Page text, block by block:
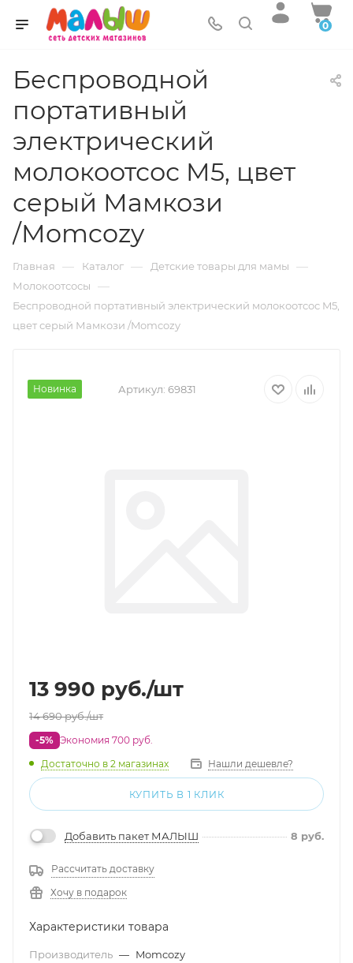
0
Беспроводной
портативный
электрический
молокоотсос M5, цвет
серый Мамкози
/Momcozy
Главная — Каталог — Детские товары для мамы —
Молокоотсосы —
Беспроводной портативный электрический молокоотсос M5,
цвет серый Мамкози /Momcozy
Новинка Артикул: 69831
13 990 руб./шт
14 690руб./шт
-5% Экономия 700 руб.
Достаточно в 2 магазинах Нашли дешевле?
КУПИТЬ В 1 КЛИК
Добавить пакет МАЛЫШ 8 руб.
Рассчитать доставку
Хочу в подарок
Характеристики товара
Производитель — Momcozy